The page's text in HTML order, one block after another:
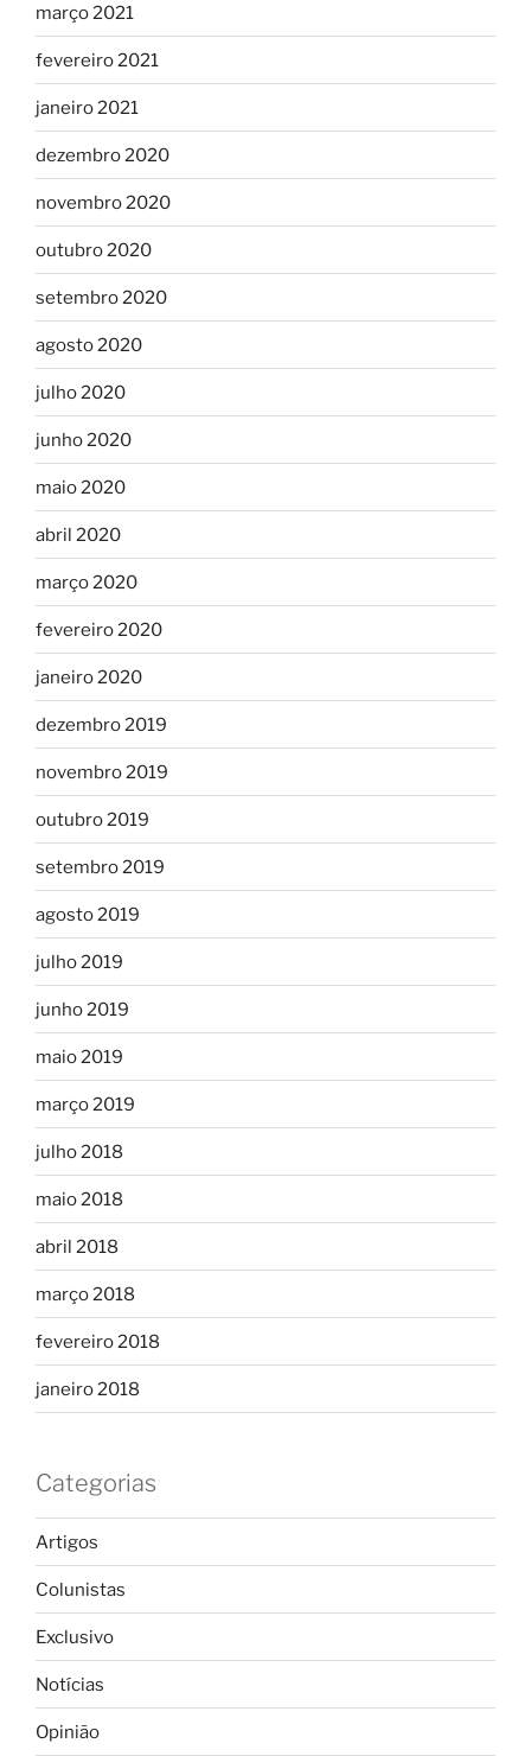
março 2021
fevereiro 2021
janeiro 2021
dezembro 2020
novembro 2020
outubro 2020
setembro 2020
agosto 2020
julho 2020
junho 2020
maio 2020
abril 2020
março 2020
fevereiro 2020
janeiro 2020
dezembro 2019
novembro 2019
outubro 2019
setembro 2019
agosto 2019
julho 2019
junho 2019
maio 2019
março 2019
julho 2018
maio 2018
abril 2018
março 2018
fevereiro 2018
janeiro 2018
Categorias
Artigos
Colunistas
Exclusivo
Notícias
Opinião